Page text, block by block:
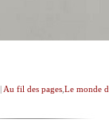
Au fil des pages Le monde